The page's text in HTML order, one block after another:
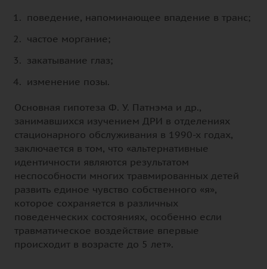
поведение, напоминающее впадение в транс;
частое моргание;
закатывание глаз;
изменение позы.
Основная гипотеза Ф. У. Патнэма и др.,
занимавшихся изучением ДРИ в отделениях
стационарного обслуживания в 1990-х годах,
заключается в том, что «альтернативные
идентичности являются результатом
неспособности многих травмированных детей
развить единое чувство собственного «я»,
которое сохраняется в различных
поведенческих состояниях, особенно если
травматическое воздействие впервые
происходит в возрасте до 5 лет».